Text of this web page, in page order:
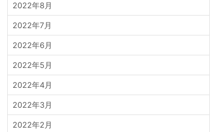
2022年8月
2022年7月
2022年6月
2022年5月
2022年4月
2022年3月
2022年2月